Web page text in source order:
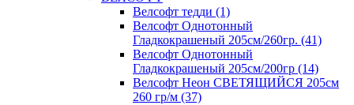
Велсофт тедди (1)
Велсофт Однотонный
Гладкокрашеный 205см/260гр. (41)
Велсофт Однотонный
Гладкокрашеный 205см/200гр (14)
Велсофт Неон СВЕТЯЩИЙСЯ 205см
260 гр/м (37)